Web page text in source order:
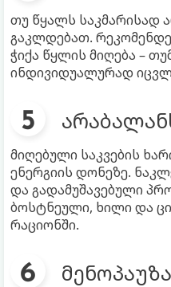
თუ წყალს საკმარისად
გაკლდებათ.
ჭიქა წყლის მიღება –
ინდივიდუალურად
მიღებული საკვების
ენერგიის დონეზე.
და გადამუშავებული
ბოსტნეული, ხილი და
რაციონში.